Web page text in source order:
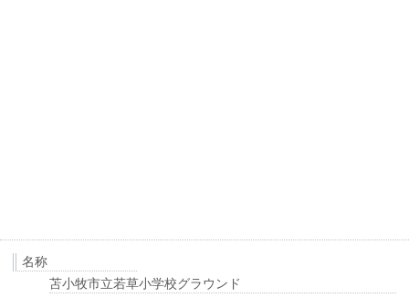
名称
苫小牧市立若草小学校グラウンド